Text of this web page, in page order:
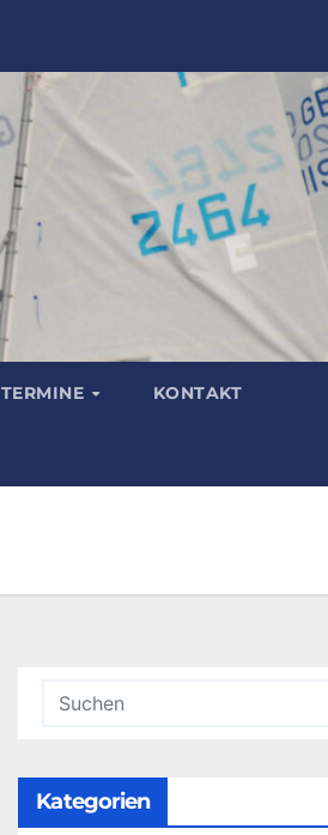
TERMINE KONTAKT
Kategorien